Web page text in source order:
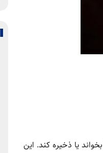
یا ذخیره کند. این